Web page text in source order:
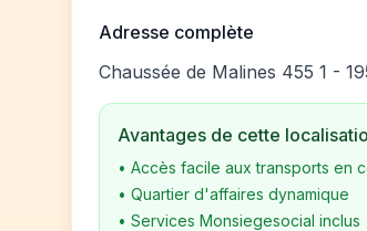
Adresse complète
Chaussée de Malines 455 1 -
Avantages de cette
• Accès facile aux transports en
• Quartier d'affaires dynamique
• Services Monsiegesocial inclus